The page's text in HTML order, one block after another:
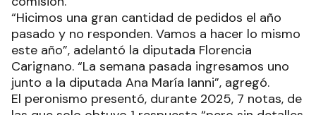
“Hicimos una gran cantidad de pedidos el año
pasado y no responden. Vamos a hacer lo mismo
este año”, adelantó la diputada Florencia
Carignano. “La semana pasada ingresamos uno
junto a la diputada Ana María Ianni”, agregó.
El peronismo presentó, durante 2025, 7 notas, de